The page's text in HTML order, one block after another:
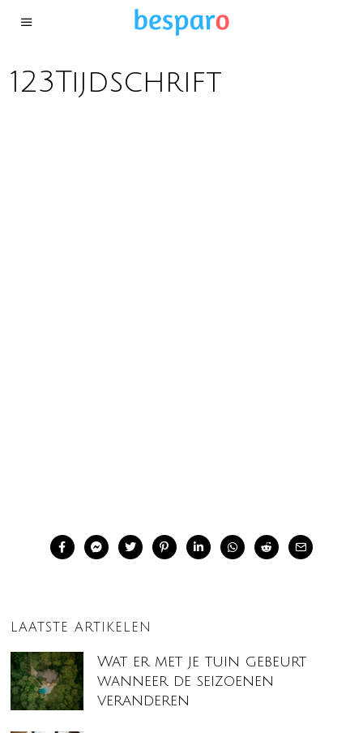
123Tijdschrift
LAATSTE ARTIKELEN
Wat er met je tuin gebeurt
wanneer de seizoenen
veranderen